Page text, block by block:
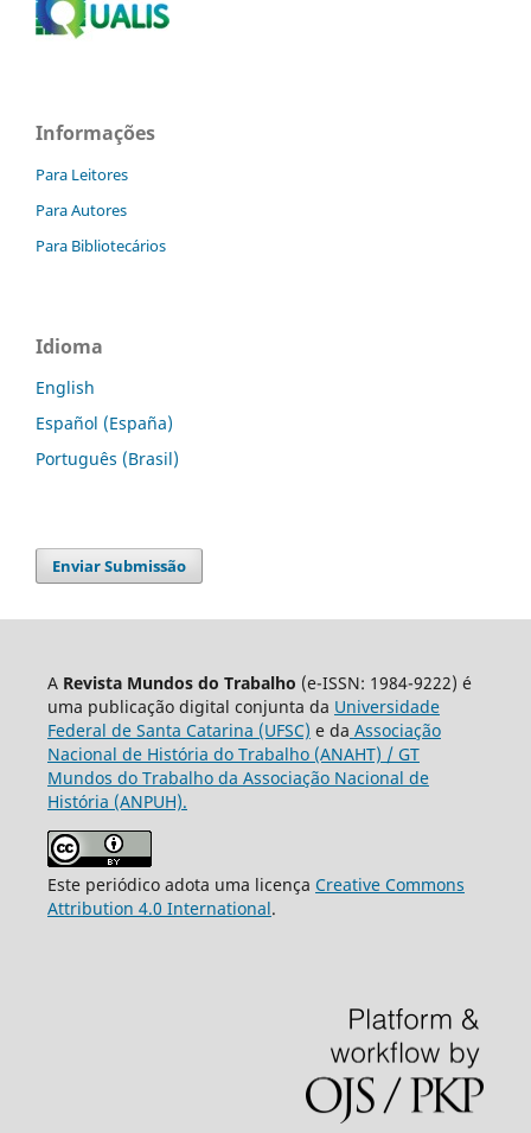
Informações
Para Leitores
Para Autores
Para Bibliotecários
Idioma
English
Español (España)
Português (Brasil)
Enviar Submissão
A Revista Mundos do Trabalho (e-ISSN: 1984-9222) é
uma publicação digital conjunta da Universidade
Federal de Santa Catarina (UFSC) e da Associação
Nacional de História do Trabalho (ANAHT) / GT
Mundos do Trabalho da Associação Nacional de
História (ANPUH).
Este periódico adota uma licença Creative Commons
Attribution 4.0 International.